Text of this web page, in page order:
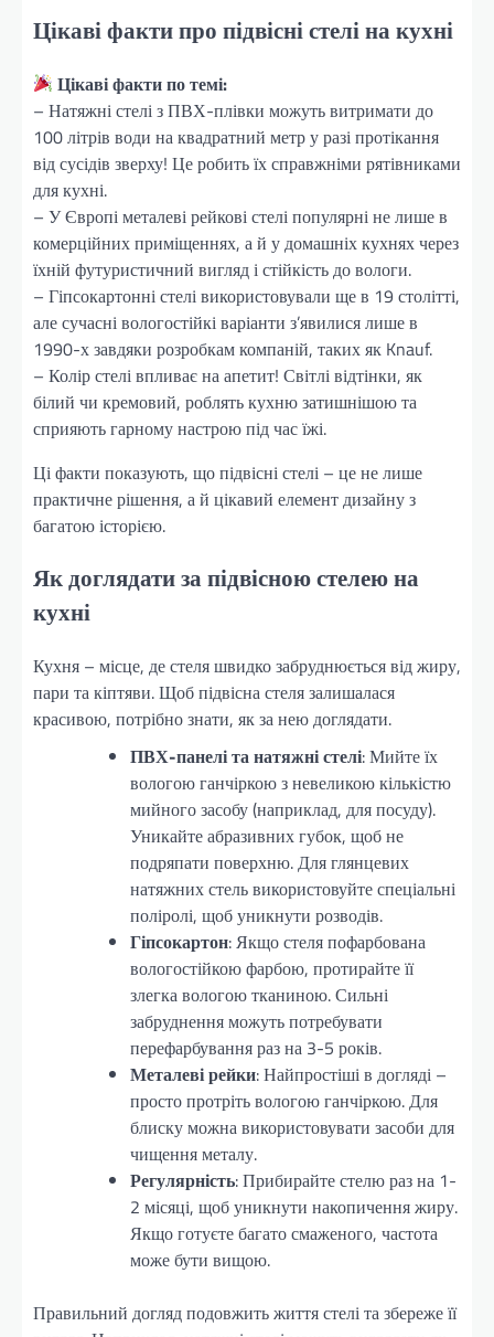
Цікаві факти про підвісні стелі на кухні
Цікаві факти по темі:
– Натяжні стелі з ПВХ-плівки можуть витримати до
100 літрів води на квадратний метр у разі протікання
від сусідів зверху! Це робить їх справжніми рятівниками
для кухні.
– У Європі металеві рейкові стелі популярні не лише в
комерційних приміщеннях, а й у домашніх кухнях через
їхній футуристичний вигляд і стійкість до вологи.
– Гіпсокартонні стелі використовували ще в 19 столітті,
але сучасні вологостійкі варіанти з’явилися лише в
1990-х завдяки розробкам компаній, таких як Knauf.
– Колір стелі впливає на апетит! Світлі відтінки, як
білий чи кремовий, роблять кухню затишнішою та
сприяють гарному настрою під час їжі.
Ці факти показують, що підвісні стелі – це не лише
практичне рішення, а й цікавий елемент дизайну з
багатою історією.
Як доглядати за підвісною стелею на
кухні
Кухня – місце, де стеля швидко забруднюється від жиру,
пари та кіптяви. Щоб підвісна стеля залишалася
красивою, потрібно знати, як за нею доглядати.
ПВХ-панелі та натяжні стелі: Мийте їх
вологою ганчіркою з невеликою кількістю
мийного засобу (наприклад, для посуду).
Уникайте абразивних губок, щоб не
подряпати поверхню. Для глянцевих
натяжних стель використовуйте спеціальні
поліролі, щоб уникнути розводів.
Гіпсокартон: Якщо стеля пофарбована
вологостійкою фарбою, протирайте її
злегка вологою тканиною. Сильні
забруднення можуть потребувати
перефарбування раз на 3-5 років.
Металеві рейки: Найпростіші в догляді –
просто протріть вологою ганчіркою. Для
блиску можна використовувати засоби для
чищення металу.
Регулярність: Прибирайте стелю раз на 1-
2 місяці, щоб уникнути накопичення жиру.
Якщо готуєте багато смаженого, частота
може бути вищою.
Правильний догляд подовжить життя стелі та збереже її